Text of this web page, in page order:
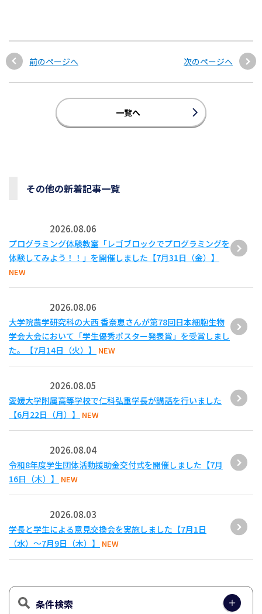
前のページへ 次のページへ
一覧へ
その他の新着記事一覧
2026.08.06
プログラミング体験教室「レゴブロックでプログラミングを
体験してみよう！！」を開催しました【7月31日（金）】
NEW
2026.08.06
大学院農学研究科の大西 香奈恵さんが第78回日本細胞生物
学会大会において「学生優秀ポスター発表賞」を受賞しまし
た。【7月14日（火）】
NEW
2026.08.05
愛媛大学附属高等学校で仁科弘重学長が講話を行いました
【6月22日（月）】
NEW
2026.08.04
令和8年度学生団体活動援助金交付式を開催しました【7月
16日（木）】
NEW
2026.08.03
学長と学生による意見交換会を実施しました【7月1日
（水）～7月9日（木）】
NEW
条件検索